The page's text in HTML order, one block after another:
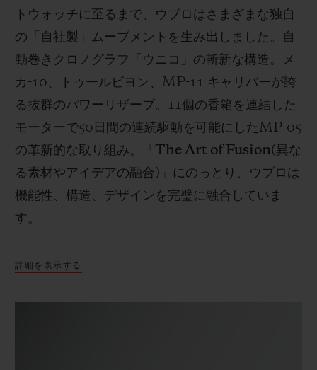
トウォッチに至るまで、ウブロはさまざまな独自
の「自社製」ムーブメントを生み出しました。自
動巻きクロノグラフ「ウニコ」の斬新な構造。メ
カ -10 、トゥールビヨン、 MP-11 キャリバーが誇
る抜群のパワーリザーブ。 11個の香箱を連結した
モーターで50 日間の連続駆動を可能にしたMP-05
の革新的な取り組み。「 The Art of Fusion(異な
る素材やアイデアの融合) 」にのっとり、ウブロは
機能性、構造、デザインを完璧に融合していま
す。
詳細を表示する